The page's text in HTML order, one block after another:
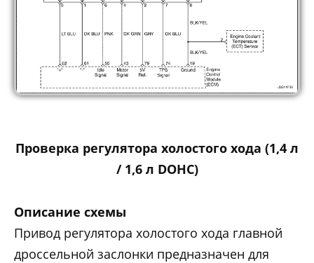
Проверка регулятора холостого хода (1,4 л
/ 1,6 л DOHC)
Описание схемы
Привод регулятора холостого хода главной
дроссельной заслонки предназначен для